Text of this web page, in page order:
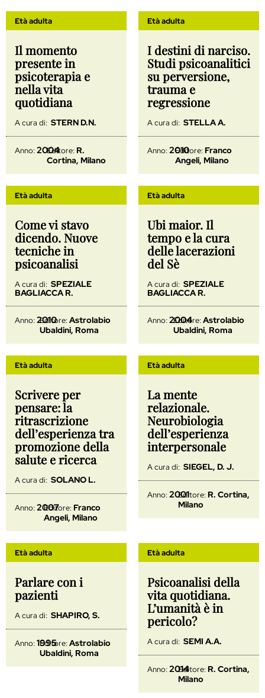
Età adulta
Il momento
presente in
psicoterapia e
nella vita
quotidiana
A cura di: STERN D.N.
Anno:2004
Editore: R.
Cortina, Milano
Età adulta
I destini di narciso.
Studi psicoanalitici
su perversione,
trauma e
regressione
A cura di: STELLA A.
Anno:2010
Editore:Franco
Angeli, Milano
Età adulta
Come vi stavo
dicendo. Nuove
tecniche in
psicoanalisi
A cura di: SPEZIALE
BAGLIACCA R.
Anno:2010
Editore:Astrolabio
Ubaldini, Roma
Età adulta
Ubi maior. Il
tempo e la cura
delle lacerazioni
del Sè
A cura di: SPEZIALE
BAGLIACCA R.
Anno:2004
Editore:Astrolabio
Ubaldini, Roma
Età adulta
Scrivere per
pensare: la
ritrascrizione
dell’esperienza tra
promozione della
salute e ricerca
A cura di: SOLANO L.
Anno:2007
Editore:Franco
Angeli, Milano
Età adulta
La mente
relazionale.
Neurobiologia
dell’esperienza
interpersonale
A cura di: SIEGEL, D. J.
Anno:2001
Editore:R. Cortina,
Milano
Età adulta
Parlare con i
pazienti
A cura di: SHAPIRO, S.
Anno:1995
Editore:Astrolabio
Ubaldini, Roma
Età adulta
Psicoanalisi della
vita quotidiana.
L’umanità è in
pericolo?
A cura di: SEMI A.A.
Anno:2014
Editore:R. Cortina,
Milano